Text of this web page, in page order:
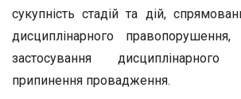
сукупність стадій та дій,
дисциплінарного
застосування
припинення провадження.